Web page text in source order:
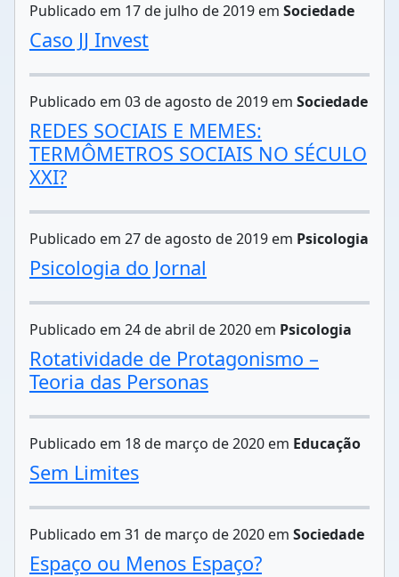
Publicado em 17 de julho de 2019 em Sociedade
Caso JJ Invest
Publicado em 03 de agosto de 2019 em Sociedade
REDES SOCIAIS E MEMES:
TERMÔMETROS SOCIAIS NO SÉCULO
XXI?
Publicado em 27 de agosto de 2019 em Psicologia
​​​​​​​Psicologia do Jornal
Publicado em 24 de abril de 2020 em Psicologia
Rotatividade de Protagonismo –
Teoria das Personas
Publicado em 18 de março de 2020 em Educação
Sem Limites
Publicado em 31 de março de 2020 em Sociedade
Espaço ou Menos Espaço?